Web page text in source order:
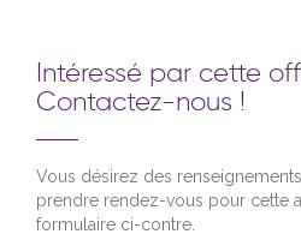
Intéressé par cette
Contactez-nous !
Vous désirez des
prendre rendez-vous pour cette
formulaire ci-contre.